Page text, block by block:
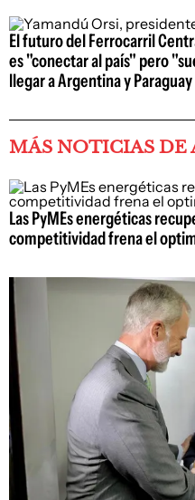
El futuro del Ferrocarril
es "conectar al país" pero
llegar a Argentina y Paraguay
MÁS NOTICIAS DE
Las PyMEs energéticas
competitividad frena el